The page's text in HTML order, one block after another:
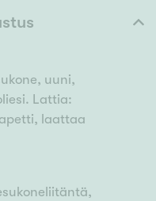
uuni,
Lattia:
laattaa